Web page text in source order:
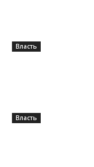
Власть
Власть